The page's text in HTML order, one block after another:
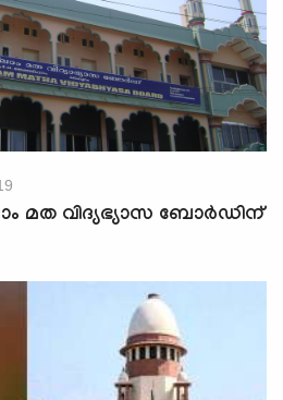
മത വിദ്യഭ്യാസ ബോര്‍ഡിന്